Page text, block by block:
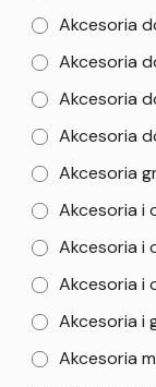
Akcesoria
Akcesoria
Akcesoria
Akcesoria
Akcesoria
Akcesoria i
Akcesoria i
Akcesoria i
Akcesoria i
Akcesoria